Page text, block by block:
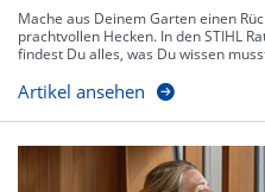
Mache aus Deinem Garten einen
prachtvollen Hecken. In den STIHL
findest Du alles, was Du wissen
Artikel ansehen